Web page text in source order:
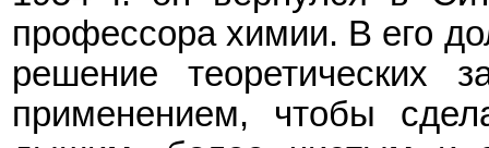
профессора химии. В его
решение теоретических
применением, чтобы